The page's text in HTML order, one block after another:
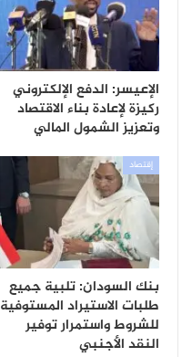
الإعيسر: الدفع الإلكتروني
ركيزة لإعادة بناء الاقتصاد
وتعزيز الشمول المالي
إقتصاد
بنك السودان: تلبية جميع
طلبات الاستيراد المستوفية
للشروط واستمرار توفير
النقد الأجنبي